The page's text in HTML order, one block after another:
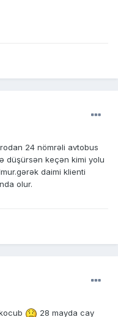
24 nömrəli avtobus
düşürsən keçən kimi yolu
daimi klienti
olur.
28 mayda cay